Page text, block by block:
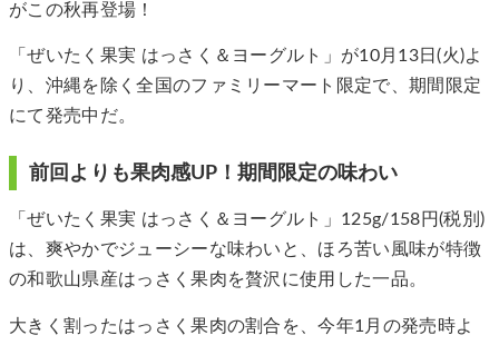
がこの秋再登場！
「ぜいたく果実 はっさく＆ヨーグルト」が10月13日(火)よ
り、沖縄を除く全国のファミリーマート限定で、期間限定
にて発売中だ。
前回よりも果肉感UP！期間限定の味わい
「ぜいたく果実 はっさく＆ヨーグルト」125g/158円(税別)
は、爽やかでジューシーな味わいと、ほろ苦い風味が特徴
の和歌山県産はっさく果肉を贅沢に使用した一品。
大きく割ったはっさく果肉の割合を、今年1月の発売時よ